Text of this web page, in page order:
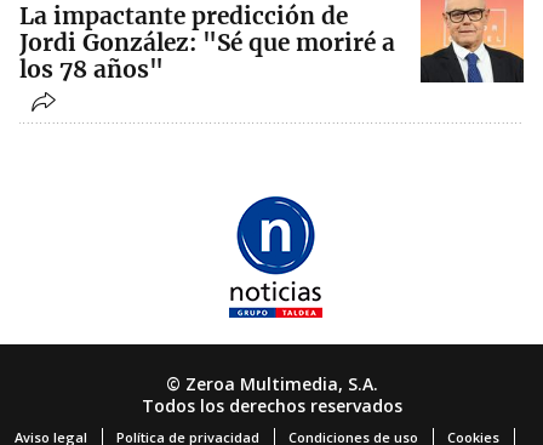
La impactante predicción de
Jordi González: "Sé que moriré a
los 78 años"
© Zeroa Multimedia, S.A.
Todos los derechos reservados
Aviso legal Política de privacidad Condiciones de uso Cookies